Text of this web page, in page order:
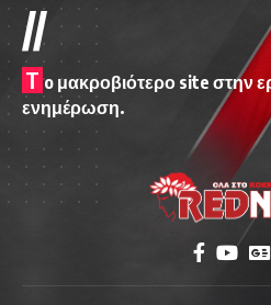
//
T o μακροβιότερο site στην
ενημέρωση.